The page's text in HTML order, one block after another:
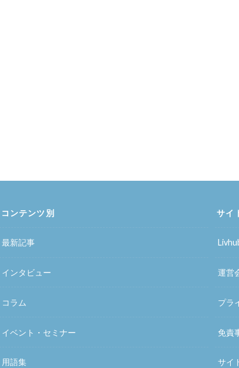
コンテンツ別
最新記事
インタビュー
コラム
イベント・セミナー
用語集
サイ
運営
プラ
免責
サイ